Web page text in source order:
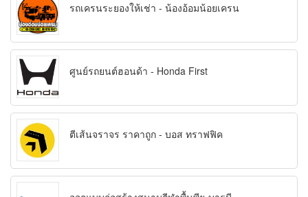
รถเครนระยองให้เช่า - น้องอ้อมน้อยเครน
ศูนย์รถยนต์ฮอนด้า - Honda First
ตีเส้นจราจร ราคาถูก - บอส ทราฟฟิค